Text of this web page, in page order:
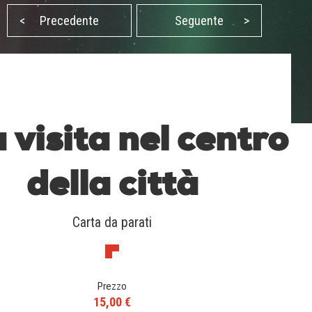
< Precedente Seguente >
visita nel centro
della città
Carta da parati
Prezzo
15,00 €